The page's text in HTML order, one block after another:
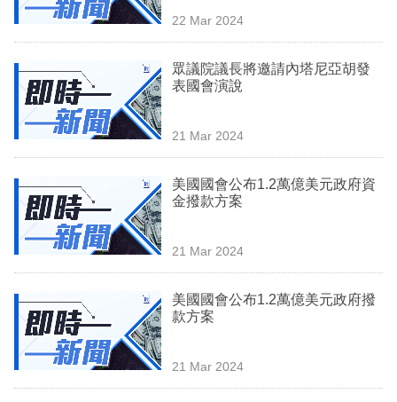
生
時
事
訂
閱
22 Mar 2024
眾議院議長將邀請內塔尼亞胡發
表國會演說
21 Mar 2024
美國國會公布1.2萬億美元政府資
金撥款方案
21 Mar 2024
美國國會公布1.2萬億美元政府撥
款方案
21 Mar 2024